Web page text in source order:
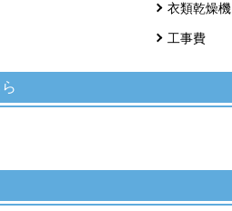
衣類乾燥機
工事費